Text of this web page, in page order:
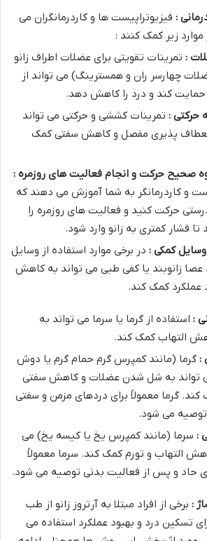
: فیزیوتراپیست ها و کاردرمانگران می
موارد زیر کمک کنند :
: تمرینات تقویتی برای عضلات اطراف زانو
چهارسر ران و همسترینگ) می تواند از
حمایت کند و درد را کاهش دهد.
حرکتی : تمرینات کششی و حرکتی می تواند
پذیری مفصل و کاهش سفتی کمک
صحیح حرکت و انجام فعالیت های روزمره :
و کاردرمانگر به شما آموزش می دهند که
حرکت کنید و فعالیت های روزمره را
تا فشار کمتری به زانو وارد شود.
وسایل کمکی : در برخی موارد استفاده از وسایل
عصا زانوبند یا کفی طبی می تواند به کاهش
عملکرد کمک کند.
: استفاده از گرما یا سرما می تواند به
التهاب کمک کند.
: گرما (مانند کمپرس گرم حمام گرم یا دوش
تواند به شل شدن عضلات و کاهش سفتی
گرما معمولاً برای دردهای مزمن و سفتی
می شود.
: سرما (مانند کمپرس یخ یا کیسه یخ) می
التهاب و تورم کمک کند. سرما معمولاً
حاد و پس از فعالیت بدنی توصیه می شود.
: برخی از افراد مبتلا به آرتروز زانو از طب
تسکین درد و بهبود عملکرد استفاده می